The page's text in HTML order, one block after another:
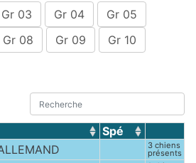
Gr 03 Gr 04
Gr 05
Gr 08 Gr 09
Gr 10
Spé
3 chiens
présents